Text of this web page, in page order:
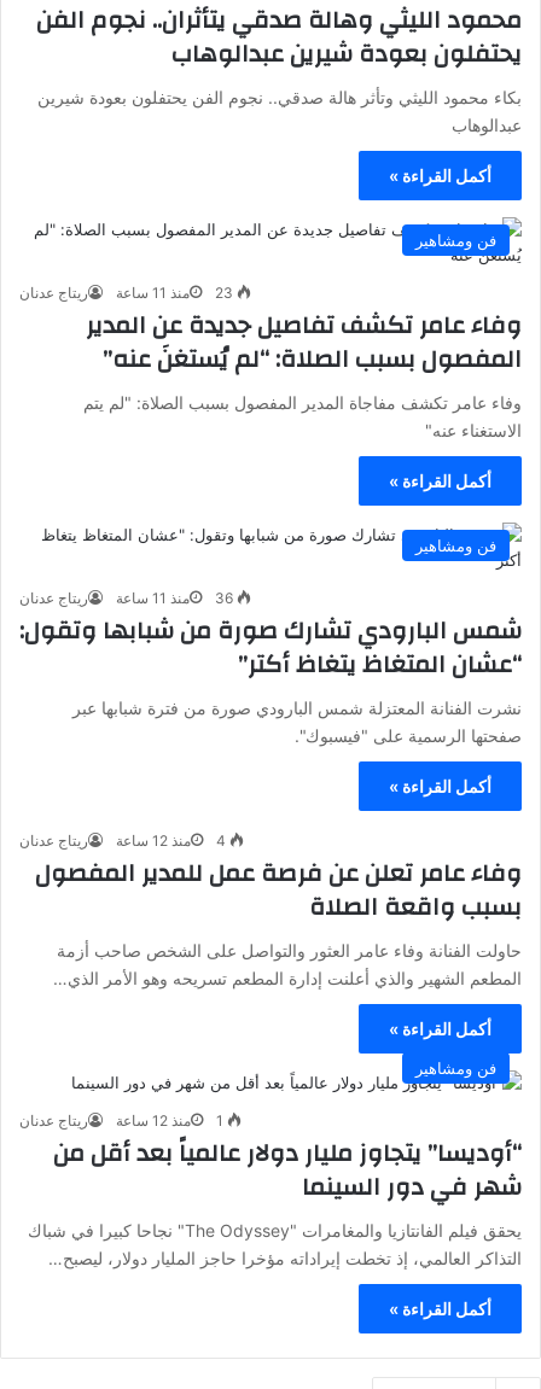
محمود الليثي وهالة صدقي يتأثران.. نجوم الفن
يحتفلون بعودة شيرين عبدالوهاب
بكاء محمود الليثي وتأثر هالة صدقي.. نجوم الفن يحتفلون بعودة شيرين
عبدالوهاب
أكمل القراءة »
فن ومشاهير
ريتاج عدنان منذ 11 ساعة
وفاء عامر تكشف تفاصيل جديدة عن المدير
المفصول بسبب الصلاة: “لم يُستغنَ عنه”
وفاء عامر تكشف مفاجاة المدير المفصول بسبب الصلاة: "لم يتم
الاستغناء عنه"
أكمل القراءة »
فن ومشاهير
ريتاج عدنان منذ 11 ساعة
شمس البارودي تشارك صورة من شبابها وتقول:
“عشان المتغاظ يتغاظ أكتر”
نشرت الفنانة المعتزلة شمس البارودي صورة من فترة شبابها عبر
صفحتها الرسمية على "فيسبوك".
أكمل القراءة »
ريتاج عدنان منذ 12 ساعة
وفاء عامر تعلن عن فرصة عمل للمدير المفصول
بسبب واقعة الصلاة
حاولت الفنانة وفاء عامر العثور والتواصل على الشخص صاحب أزمة
المطعم الشهير والذي أعلنت إدارة المطعم تسريحه وهو الأمر الذي…
أكمل القراءة »
فن ومشاهير
ريتاج عدنان منذ 12 ساعة
“أوديسا” يتجاوز مليار دولار عالمياً بعد أقل من
شهر في دور السينما
يحقق فيلم الفانتازيا والمغامرات "The Odyssey" نجاحا كبيرا في شباك
التذاكر العالمي، إذ تخطت إيراداته مؤخرا حاجز المليار دولار، ليصبح…
أكمل القراءة »